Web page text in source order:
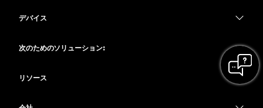
デバイス
次のためのソリューション:
リソース